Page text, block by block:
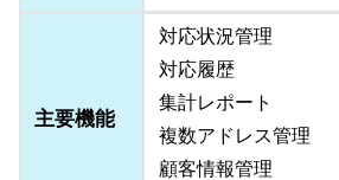
主要機能
対応状況管理
対応履歴
集計レポート
複数アドレス管理
顧客情報管理